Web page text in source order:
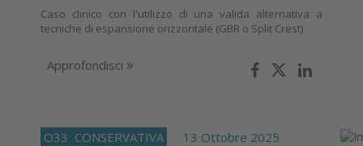
Caso clinico con l'utilizzo di una valida alternativa a
tecniche di espansione orizzontale (GBR o Split Crest)
Approfondisci
O33 CONSERVATIVA 13 Ottobre 2025